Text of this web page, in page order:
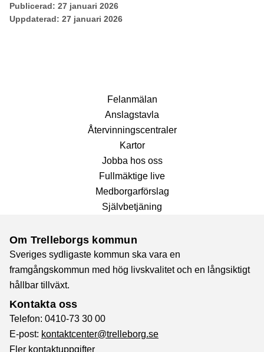
Publicerad: 27 januari 2026
Uppdaterad: 27 januari 2026
Fel­anmälan
Anslags­tavla
Återvinnings­centraler
Kartor
Jobba hos oss
Fullmäktige live
Medborgarförslag
Självbetjäning
Om Trelleborgs kommun
Sveriges sydligaste kommun ska vara en
framgångskommun med hög livskvalitet och en långsiktigt
hållbar tillväxt.
Kontakta oss
Telefon: 0410-73 30 00
E-post: kontaktcenter@trelleborg.se
Fler kontaktuppgifter